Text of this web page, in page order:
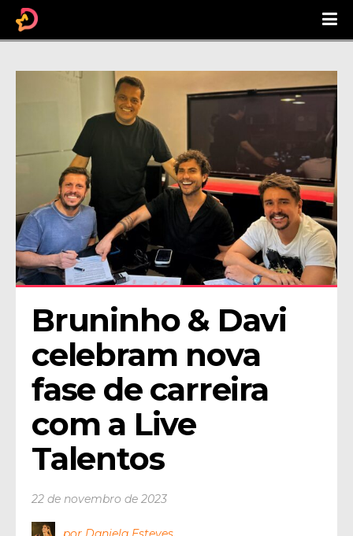
Bruninho & Davi
celebram nova
fase de carreira
com a Live
Talentos
22 de novembro de 2023